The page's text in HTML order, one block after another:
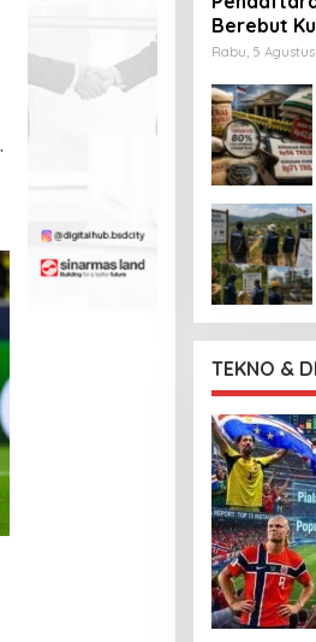
Berebut
Rabu, 5 Agustus
TEKNO &